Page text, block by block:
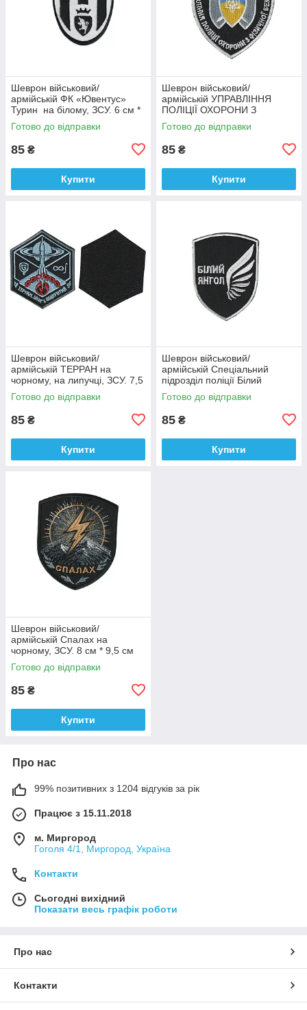
Шеврон військовий/
армійській ФК «Ювентус»
Турин на білому, ЗСУ. 6 см *
9,5 см
Готово до відправки
85 ₴
Купити
Шеврон військовий/
армійській УПРАВЛІННЯ
ПОЛІЦІЇ ОХОРОНИ З
ФІЗИЧНОЇ БЕЗПЕКИ ТИТАН
на чорному, ЗСУ. 8 см * 10
Готово до відправки
85 ₴
Купити
Шеврон військовий/
армійській ТЕРРАН на
чорному, на липучці, ЗСУ. 7,5
см * 9 см
Готово до відправки
85 ₴
Купити
Шеврон військовий/
армійській Спеціальний
підрозділ поліції Білий
янгол на чорному, ЗСУ. 7 см *
9 см
Готово до відправки
85 ₴
Купити
Шеврон військовий/
армійській Спалах на
чорному, ЗСУ. 8 см * 9,5 см
Готово до відправки
85 ₴
Купити
Про нас
99% позитивних з 1204 відгуків за рік
Працює з 15.11.2018
м. Миргород
Гоголя 4/1, Миргород, Україна
Контакти
Сьогодні вихідний
Показати весь графік роботи
Про нас
Контакти